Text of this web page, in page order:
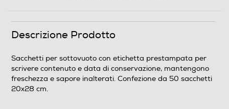
Informazioni sulla sicurezza del prodotto
Clicca qui
Descrizione Prodotto
Sacchetti per sottovuoto con etichetta prestampata per
scrivere contenuto e data di conservazione, mantengono
freschezza e sapore inalterati. Confezione da 50 sacchetti
20x28 cm.